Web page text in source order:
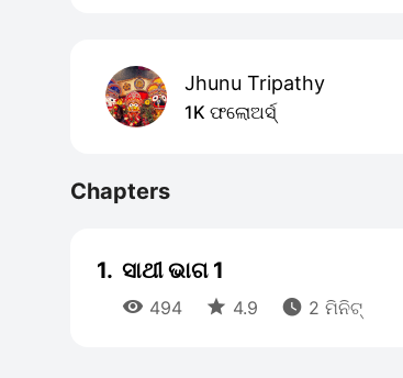
Jhunu Tripathy
1K ଫଲୋଅର୍ସ୍
Chapters
1. ସାଥୀ ଭାଗ 1
 494  4.9  2 ମିନିଟ୍